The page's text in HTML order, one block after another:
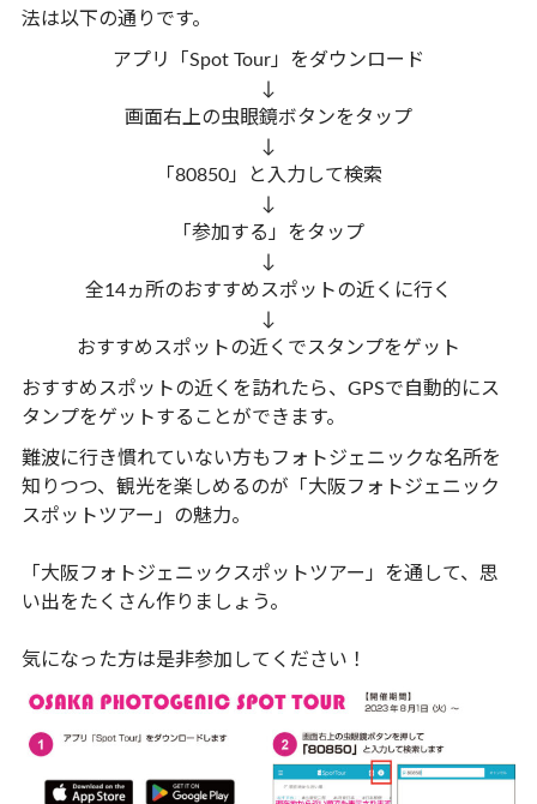
法は以下の通りです。
アプリ「Spot Tour」をダウンロード
↓
画面右上の虫眼鏡ボタンをタップ
↓
「80850」と入力して検索
↓
「参加する」をタップ
↓
全14ヵ所のおすすめスポットの近くに行く
↓
おすすめスポットの近くでスタンプをゲット
おすすめスポットの近くを訪れたら、GPSで自動的にス
タンプをゲットすることができます。
難波に行き慣れていない方もフォトジェニックな名所を
知りつつ、観光を楽しめるのが「大阪フォトジェニック
スポットツアー」の魅力。
「大阪フォトジェニックスポットツアー」を通して、思
い出をたくさん作りましょう。
気になった方は是非参加してください！